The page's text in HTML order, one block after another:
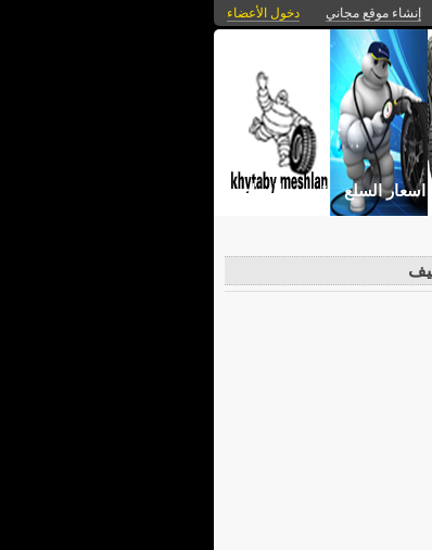
إنشاء موقع مجاني دخول الأعضاء
السلع قصص النجاح